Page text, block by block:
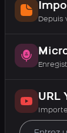
Depuis
URL